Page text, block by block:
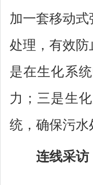
加一套移动
处理，有效
是在生化系
力；三是生
统，确保污水
连线采访